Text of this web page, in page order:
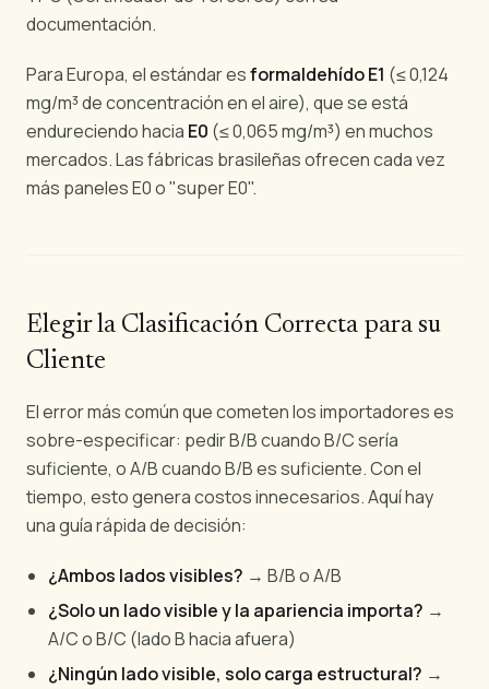
documentación.
Para Europa, el estándar esformaldehído E1 (≤ 0,124
mg/m³ de concentración en el aire), que se está
endureciendo hacia E0 (≤ 0,065 mg/m³) en muchos
mercados. Las fábricas brasileñas ofrecen cada vez
más paneles E0 o "super E0".
Elegir la Clasificación Correcta para su
Cliente
El error más común que cometen los importadores es
sobre-especificar: pedir B/B cuando B/C sería
suficiente, o A/B cuando B/B es suficiente. Con el
tiempo, esto genera costos innecesarios. Aquí hay
una guía rápida de decisión:
¿Ambos lados visibles? → B/B o A/B
¿Solo un lado visible y la apariencia importa? →
A/C o B/C (lado B hacia afuera)
¿Ningún lado visible, solo carga estructural? →